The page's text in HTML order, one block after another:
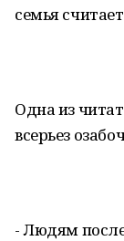
семья
Одна из
всерьез
- Людям